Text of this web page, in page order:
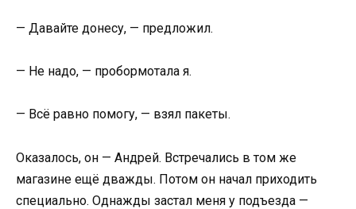
— Давайте донесу, — предложил.
— Не надо, — пробормотала я.
— Всё равно помогу, — взял пакеты.
Оказалось, он — Андрей. Встречались в том же
магазине ещё дважды. Потом он начал приходить
специально. Однажды застал меня у подъезда —